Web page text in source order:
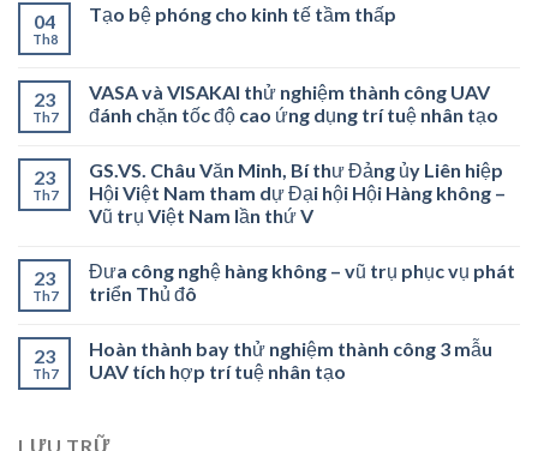
04
Th8
Tạo bệ phóng cho kinh tế tầm thấp
23
Th7
VASA và VISAKAI thử nghiệm thành công UAV
đánh chặn tốc độ cao ứng dụng trí tuệ nhân tạo
23
Th7
GS.VS. Châu Văn Minh, Bí thư Đảng ủy Liên hiệp
Hội Việt Nam tham dự Đại hội Hội Hàng không –
Vũ trụ Việt Nam lần thứ V
23
Th7
Đưa công nghệ hàng không – vũ trụ phục vụ phát
triển Thủ đô
23
Th7
Hoàn thành bay thử nghiệm thành công 3 mẫu
UAV tích hợp trí tuệ nhân tạo
LƯU TRỮ